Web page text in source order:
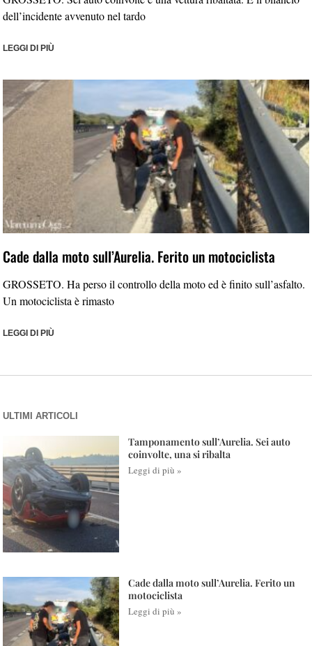
dell’incidente avvenuto nel tardo
LEGGI DI PIÙ
Cade dalla moto sull’Aurelia. Ferito un motociclista
GROSSETO. Ha perso il controllo della moto ed è finito sull’asfalto.
Un motociclista è rimasto
LEGGI DI PIÙ
ULTIMI ARTICOLI
Tamponamento sull’Aurelia. Sei auto
coinvolte, una si ribalta
Leggi di più »
Cade dalla moto sull’Aurelia. Ferito un
motociclista
Leggi di più »